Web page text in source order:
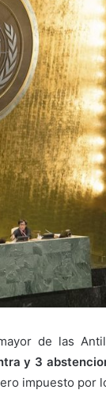
de las
y 3
impuesto por